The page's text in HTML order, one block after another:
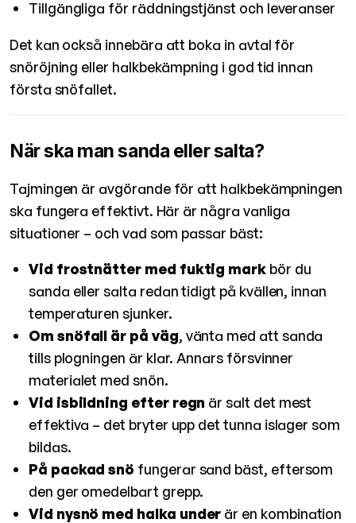
Tillgängliga för räddningstjänst och leveranser
Det kan också innebära att boka in avtal för
snöröjning eller halkbekämpning i god tid innan
första snöfallet.
När ska man sanda eller salta?
Tajmingen är avgörande för att halkbekämpningen
ska fungera effektivt. Här är några vanliga
situationer – och vad som passar bäst:
Vid frostnätter med fuktig mark bör du
sanda eller salta redan tidigt på kvällen, innan
temperaturen sjunker.
Om snöfall är på väg, vänta med att sanda
tills plogningen är klar. Annars försvinner
materialet med snön.
Vid isbildning efter regn är salt det mest
effektiva – det bryter upp det tunna islager som
bildas.
På packad snö fungerar sand bäst, eftersom
den ger omedelbart grepp.
Vid nysnö med halka under är en kombination